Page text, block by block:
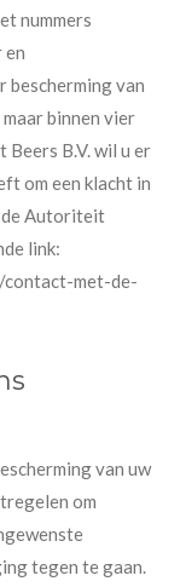
nummers
en
bescherming van
binnen vier
Beers B.V. wil u er
om een klacht in
de Autoriteit
link:
met-de-
van uw
om
tegen te gaan.